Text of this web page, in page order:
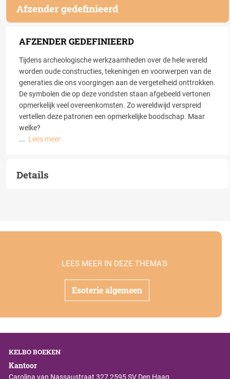
Afzender gedefinieerd
AFZENDER GEDEFINIEERD
Tijdens archeologische werkzaamheden over de hele wereld
worden oude constructies, tekeningen en voorwerpen van de
generaties die ons voorgingen aan de vergetelheid onttrokken.
De symbolen die op deze vondsten staan afgebeeld vertonen
opmerkelijk veel overeenkomsten. Zo wereldwijd verspreid
vertellen deze patronen een opmerkelijke boodschap. Maar
welke?
... Lees meer
Details
Esoterie algemeen
LEES MEER IN DEZE THEMA'S
KELBO BOEKEN
Kantoor
Carolina van Nassaustraat 327 2595 SV Den Haag